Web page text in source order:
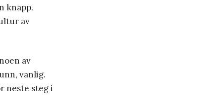
knapp.
av
av
vanlig.
neste steg i